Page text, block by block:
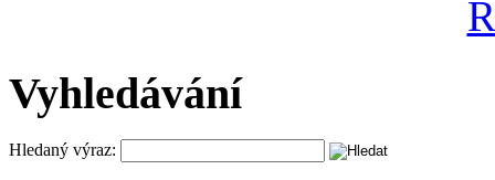
Vyhledávání
Hledaný výraz: